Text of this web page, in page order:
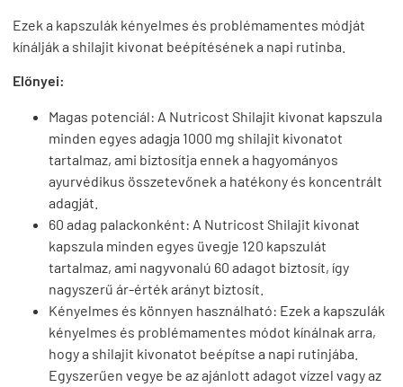
Ezek a kapszulák kényelmes és problémamentes módját
kínálják a shilajit kivonat beépítésének a napi rutinba.
Előnyei:
Magas potenciál: A Nutricost Shilajit kivonat kapszula
minden egyes adagja 1000 mg shilajit kivonatot
tartalmaz, ami biztosítja ennek a hagyományos
ayurvédikus összetevőnek a hatékony és koncentrált
adagját.
60 adag palackonként: A Nutricost Shilajit kivonat
kapszula minden egyes üvegje 120 kapszulát
tartalmaz, ami nagyvonalú 60 adagot biztosít, így
nagyszerű ár-érték arányt biztosít.
Kényelmes és könnyen használható: Ezek a kapszulák
kényelmes és problémamentes módot kínálnak arra,
hogy a shilajit kivonatot beépítse a napi rutinjába.
Egyszerűen vegye be az ajánlott adagot vízzel vagy az